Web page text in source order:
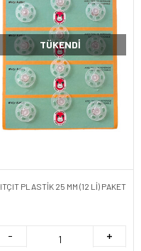
TÜKENDI
PLASTİK 25 MM (12 Lİ) PAKET